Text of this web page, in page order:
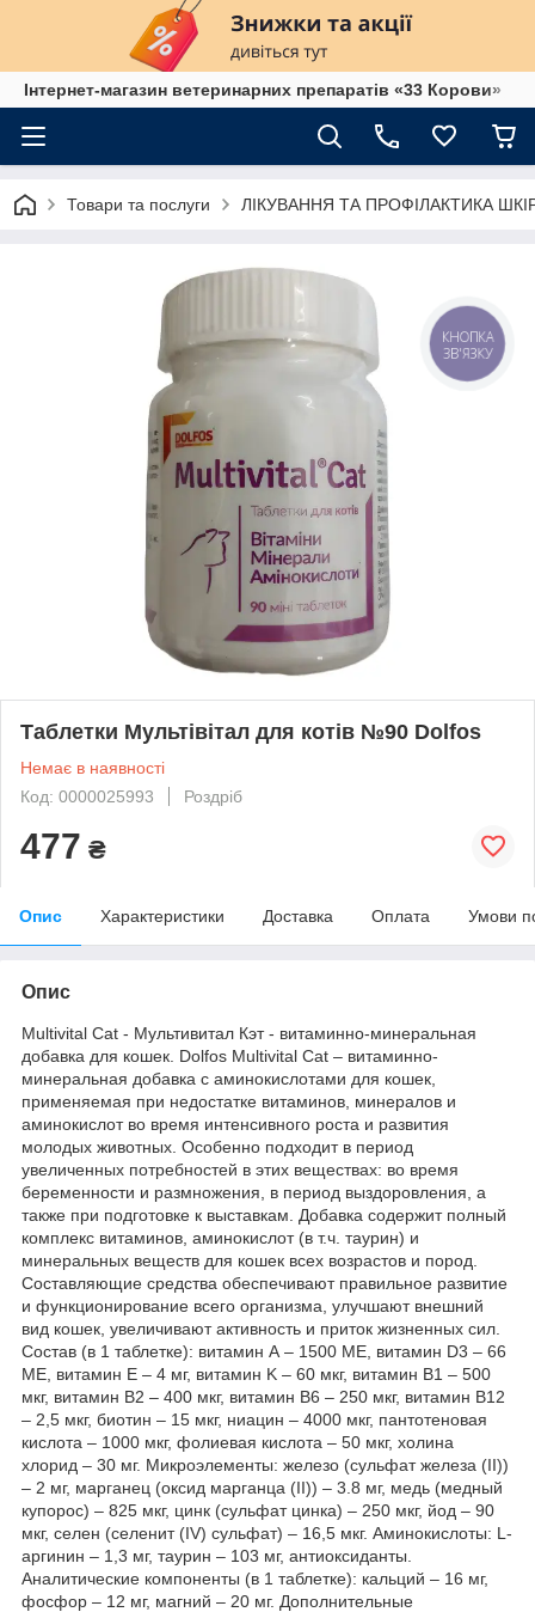
Інтернет-магазин ветеринарних препаратів «33 Корови»
Товари та послуги ЛІКУВАННЯ ТА ПРОФІЛАКТИКА
Таблетки Мультівітал для котів №90 Dolfos
Немає в наявності
Код: 0000025993
Роздріб
477 ₴
Опис Характеристики Доставка Оплата Умови
Опис
Multivital Cat - Мультивитал Кэт - витаминно-минеральная
добавка для кошек. Dolfos Multivital Cat – витаминно-
минеральная добавка с аминокислотами для кошек,
применяемая при недостатке витаминов, минералов и
аминокислот во время интенсивного роста и развития
молодых животных. Особенно подходит в период
увеличенных потребностей в этих веществах: во время
беременности и размножения, в период выздоровления, а
также при подготовке к выставкам. Добавка содержит полный
комплекс витаминов, аминокислот (в т.ч. таурин) и
минеральных веществ для кошек всех возрастов и пород.
Составляющие средства обеспечивают правильное развитие
и функционирование всего организма, улучшают внешний
вид кошек, увеличивают активность и приток жизненных сил.
Состав (в 1 таблетке): витамин А – 1500 МЕ, витамин D3 – 66
МЕ, витамин Е – 4 мг, витамин K – 60 мкг, витамин B1 – 500
мкг, витамин В2 – 400 мкг, витамин B6 – 250 мкг, витамин В12
– 2,5 мкг, биотин – 15 мкг, ниацин – 4000 мкг, пантотеновая
кислота – 1000 мкг, фолиевая кислота – 50 мкг, холина
хлорид – 30 мг. Микроэлементы: железо (сульфат железа (II))
– 2 мг, марганец (оксид марганца (II)) – 3.8 мг, медь (медный
купорос) – 825 мкг, цинк (сульфат цинка) – 250 мкг, йод – 90
мкг, селен (селенит (IV) сульфат) – 16,5 мкг. Аминокислоты: L-
аргинин – 1,3 мг, таурин – 103 мг, антиоксиданты.
Аналитические компоненты (в 1 таблетке): кальций – 16 мг,
фосфор – 12 мг, магний – 20 мг. Дополнительные
КНОПКА
ЗВ'ЯЗКУ